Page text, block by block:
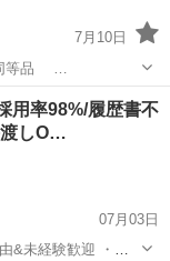
7月10日
用率98%/履歴書不
渡しO…
07月03日
&未経験歓迎
・直